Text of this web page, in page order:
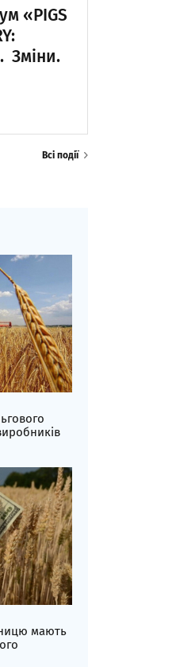
«PIGS
Зміни.
Всі події
мають